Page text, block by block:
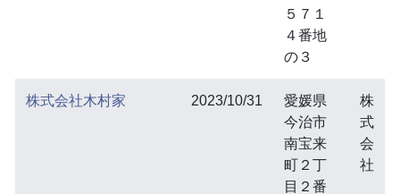
５７１
４番地
の３
株式会社木村家 2023/10/31
愛媛県
今治市
南宝来
町２丁
目２番
株
式
会
社